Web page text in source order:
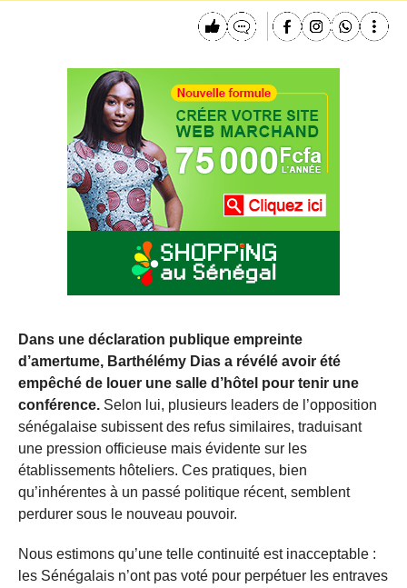
Dans une déclaration publique empreinte
d’amertume, Barthélémy Dias a révélé avoir été
empêché de louer une salle d’hôtel pour tenir une
conférence. Selon lui, plusieurs leaders de l’opposition
sénégalaise subissent des refus similaires, traduisant
une pression officieuse mais évidente sur les
établissements hôteliers. Ces pratiques, bien
qu’inhérentes à un passé politique récent, semblent
perdurer sous le nouveau pouvoir.
Nous estimons qu’une telle continuité est inacceptable :
les Sénégalais n’ont pas voté pour perpétuer les entraves